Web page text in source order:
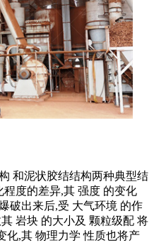
和泥状胶结结构两种典型结
度的差异,其 强度 的变化
破出来后,受 大气环境 的作
岩块 的大小及 颗粒级配 将
化,其 物理力学 性质也将产